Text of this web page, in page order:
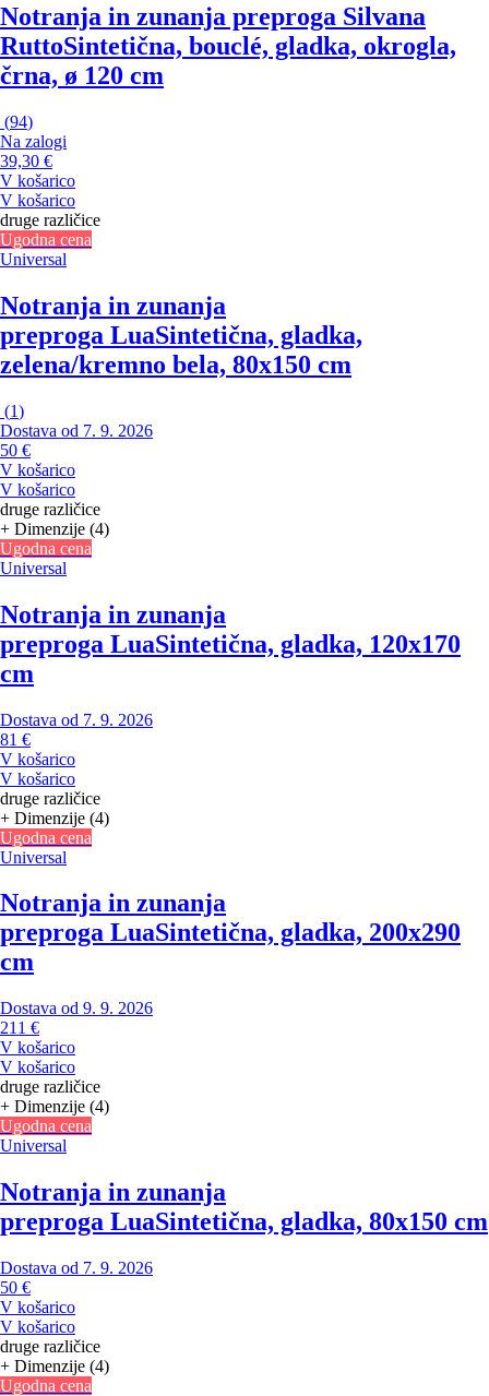
Notranja in zunanja preproga Silvana
RuttoSintetična, bouclé, gladka, okrogla,
črna, ø 120 cm
(94)
Na zalogi
39,30 €
V košarico
V košarico
druge različice
Ugodna cena
Universal
Notranja in zunanja
preproga LuaSintetična, gladka,
zelena/kremno bela, 80x150 cm
(1)
Dostava od 7. 9. 2026
50 €
V košarico
V košarico
druge različice
+ Dimenzije (4)
Ugodna cena
Universal
Notranja in zunanja
preproga LuaSintetična, gladka, 120x170
cm
Dostava od 7. 9. 2026
81 €
V košarico
V košarico
druge različice
+ Dimenzije (4)
Ugodna cena
Universal
Notranja in zunanja
preproga LuaSintetična, gladka, 200x290
cm
Dostava od 9. 9. 2026
211 €
V košarico
V košarico
druge različice
+ Dimenzije (4)
Ugodna cena
Universal
Notranja in zunanja
preproga LuaSintetična, gladka, 80x150 cm
Dostava od 7. 9. 2026
50 €
V košarico
V košarico
druge različice
+ Dimenzije (4)
Ugodna cena